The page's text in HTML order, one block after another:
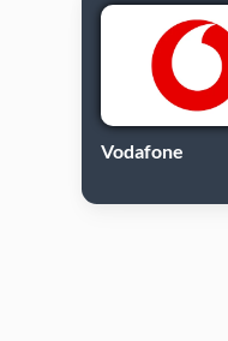
Vodafone